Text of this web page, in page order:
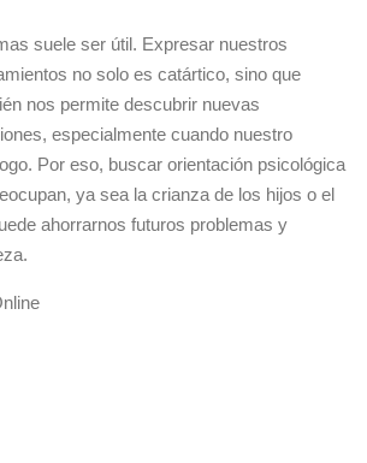
suele ser útil. Expresar nuestros
no solo es catártico, sino que
nos permite descubrir nuevas
especialmente cuando nuestro
Por eso, buscar orientación psicológica
ya sea la crianza de los hijos o el
ahorrarnos futuros problemas y